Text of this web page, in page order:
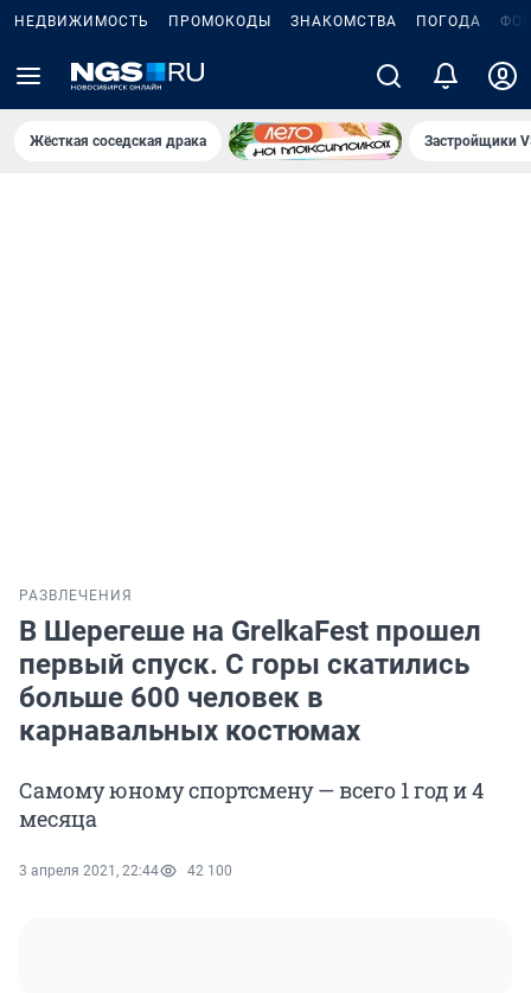
НЕДВИЖИМОСТЬ ПРОМОКОДЫ ЗНАКОМСТВА ПОГОДА
Жёсткая соседская драка Застройщики
РАЗВЛЕЧЕНИЯ
В Шерегеше на GrelkaFest прошел
первый спуск. С горы скатились
больше 600 человек в
карнавальных костюмах
Самому юному спортсмену — всего 1 год и 4
месяца
3 апреля 2021, 22:44 42 100